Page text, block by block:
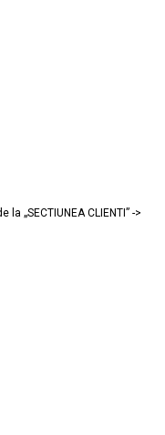
CLIENTI” ->